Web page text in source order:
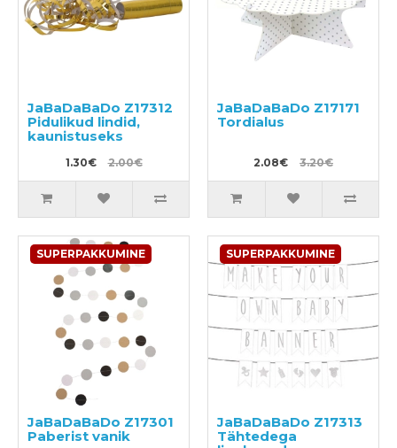
JaBaDaBaDo Z17312
Pidulikud lindid,
kaunistuseks
1.30€ 2.00€
JaBaDaBaDo Z17171
Tordialus
2.08€ 3.20€
SUPERPAKKUMINE
JaBaDaBaDo Z17301
Paberist vanik
SUPERPAKKUMINE
JaBaDaBaDo Z17313
Tähtedega